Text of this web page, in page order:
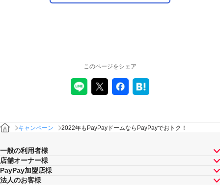
このページをシェア
キャンペーン 2022年もPayPayドームならPayPayでおトク！
一般の利用者様
店舗オーナー様
PayPay加盟店様
法人のお客様